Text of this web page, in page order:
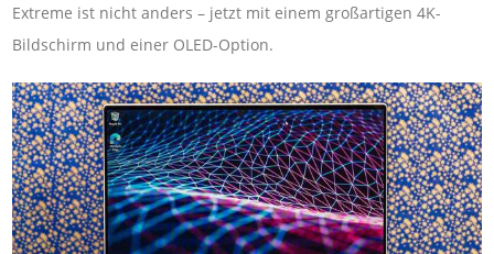
Extreme ist nicht anders – jetzt mit einem großartigen 4K-
Bildschirm und einer OLED-Option.